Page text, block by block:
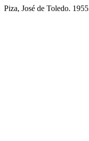
Piza, José de Toledo.